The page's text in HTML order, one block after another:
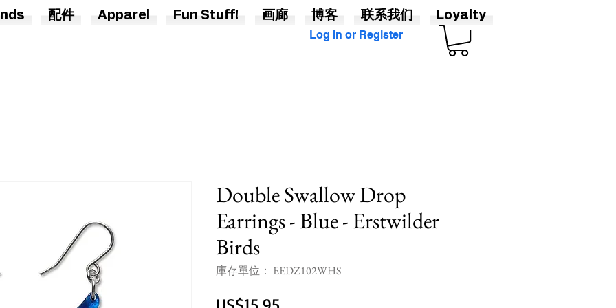
Log In or Register
Double Swallow Drop
Earrings - Blue - Erstwilder
Birds
庫存單位： EEDZ102WHS
價
配件 Apparel Fun Stuff! 画廊 博客 联系我们 Loyalty